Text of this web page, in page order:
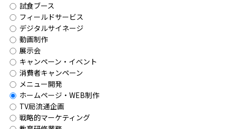
試食ブース
フィールドサービス
デジタルサイネージ
動画制作
展示会
キャンペーン・イベント
消費者キャンペーン
メニュー開発
ホームページ・WEB制作
TV局流通企画
戦略的マーケティング